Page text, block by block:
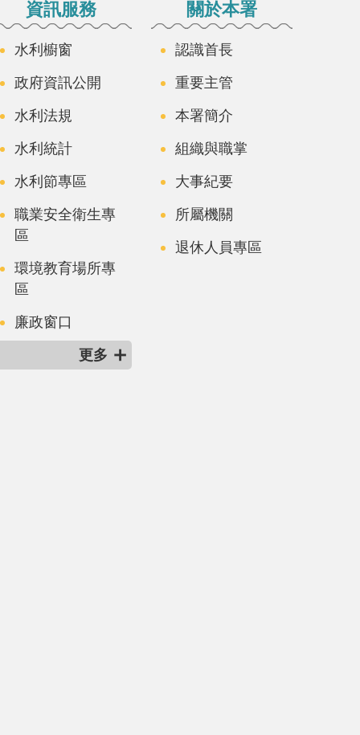
資訊服務
水利櫥窗
政府資訊公開
水利法規
水利統計
水利節專區
職業安全衛生專
區
環境教育場所專
區
廉政窗口
更多
關於本署
認識首長
重要主管
本署簡介
組織與職掌
大事紀要
所屬機關
退休人員專區